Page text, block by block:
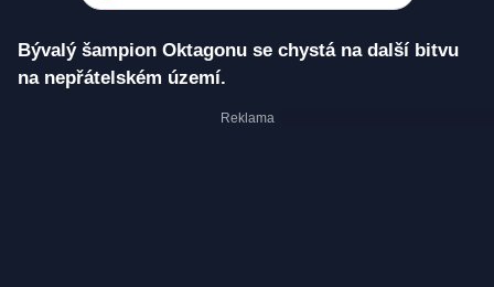
Bývalý šampion Oktagonu se chystá na další bitvu
na nepřátelském území.